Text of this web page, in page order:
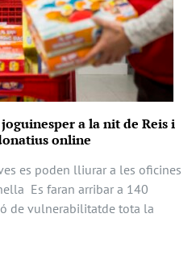
a la nit de Reis i
online
es poden lliurar a les oficines
Es faran arribar a 140
de vulnerabilitatde tota la